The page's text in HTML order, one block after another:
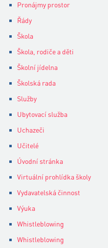
Pronájmy prostor
Řády
Škola
Škola, rodiče a děti
Školní jídelna
Školská rada
Služby
Ubytovací služba
Uchazeči
Učitelé
Úvodní stránka
Virtuální prohlídka školy
Vydavatelská činnost
Výuka
Whistleblowing
Whistleblowing